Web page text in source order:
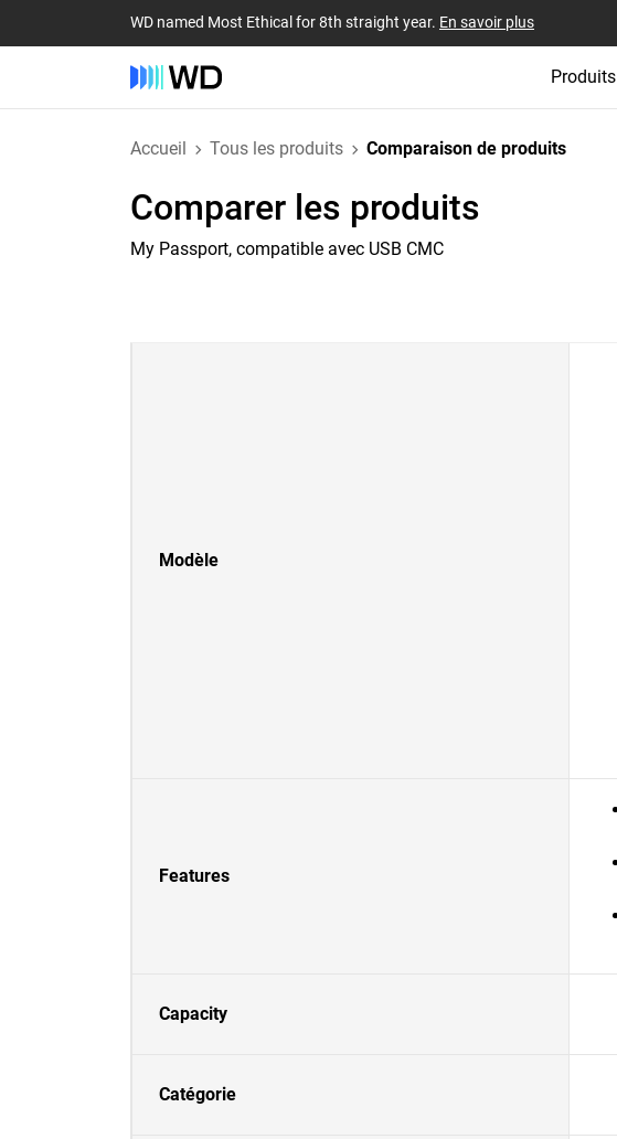
WD named Most Ethical for 8th straight year. En savoir plus
Produits
Accueil Tous les produits Comparaison de produits
Comparer les produits
My Passport, compatible avec USB CMC
Modèle
Features
Capacity
Catégorie